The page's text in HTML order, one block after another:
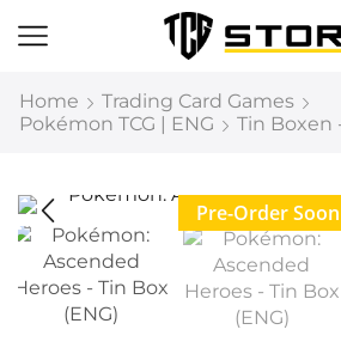
Home
Trading Card Games
Pokémon TCG | ENG
Tin Boxen
Pre-Order Soon